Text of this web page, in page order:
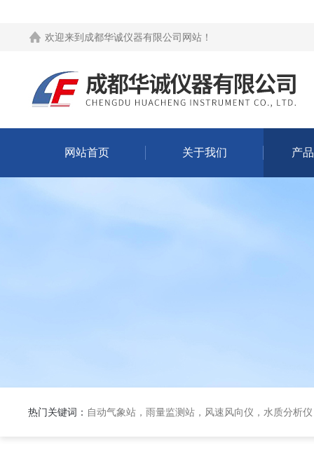
欢迎来到 成都华诚仪器有限公司网站 ！
网站首页 关于我们 产
热门关键词： 自动气象站，雨量监测站，风速风向仪，水质分析